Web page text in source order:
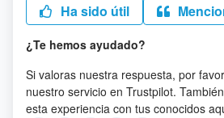
Ha sido útil
¿Te hemos ayudado?
Si valoras nuestra respuesta, por
nuestro servicio en Trustpilot.
esta experiencia con tus conocidos